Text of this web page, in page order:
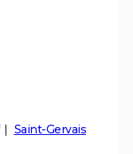
Saint-Gervais